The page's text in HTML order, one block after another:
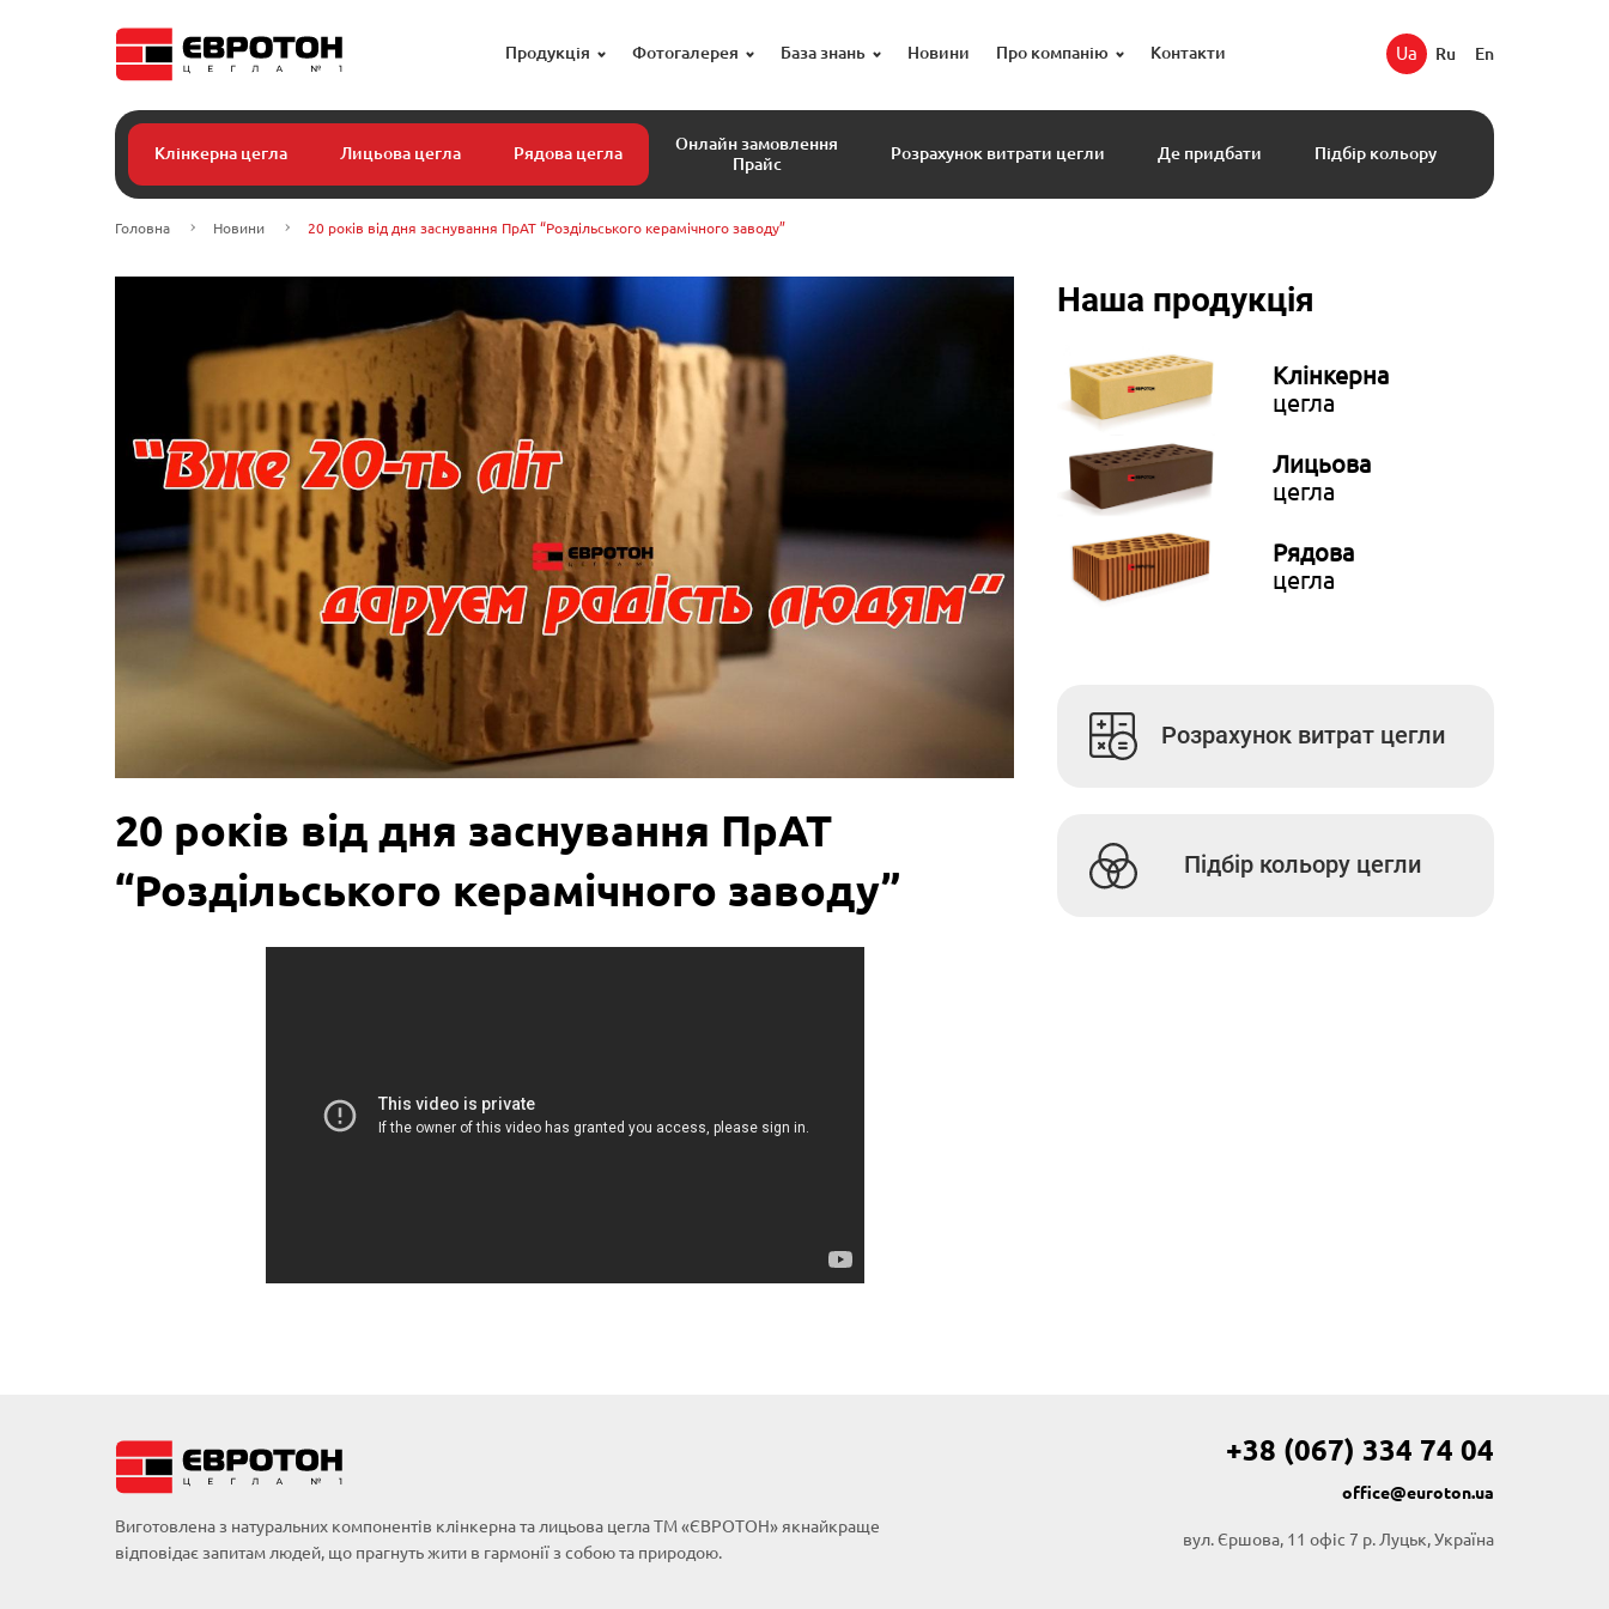
Продукція Фотогалерея База знань Новини Про компанію Контакти Ua Ru En
Клінкерна цегла Лицьова цегла Рядова цегла
Онлайн замовлення
Прайс
Розрахунок витрати цегли Де придбати Підбір кольору
Головна Новини 20 років від дня заснування ПрАТ “Роздільського керамічного заводу”
20 років від дня заснування ПрАТ
“Роздільського керамічного заводу”
Наша продукція
Клінкерна
цегла
Лицьова
цегла
Рядова
цегла
Розрахунок витрат цегли
Підбір кольору цегли
Виготовлена з натуральних компонентів клінкерна та лицьова цегла ТМ «ЄВРОТОН» якнайкраще
відповідає запитам людей, що прагнуть жити в гармонії з собою та природою.
+38 (067) 334 74 04
office@euroton.ua
вул. Єршова, 11 офіс 7 р. Луцьк, Україна